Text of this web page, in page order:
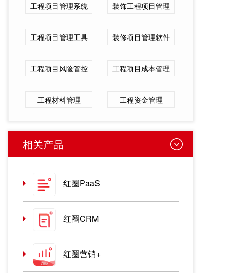
工程项目管理系统 装饰工程项目管理
工程项目管理工具 装修项目管理软件
工程项目风险管控 工程项目成本管理
工程材料管理 工程资金管理
相关产品
红圈PaaS
红圈CRM
红圈营销+